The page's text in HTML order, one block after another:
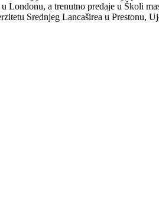
Londonu, a trenutno predaje u Školi
Srednjeg Lancaširea u Prestonu,